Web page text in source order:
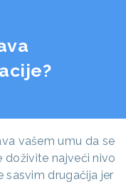
vašem umu da se
doživite najveći nivo
sasvim drugačija jer